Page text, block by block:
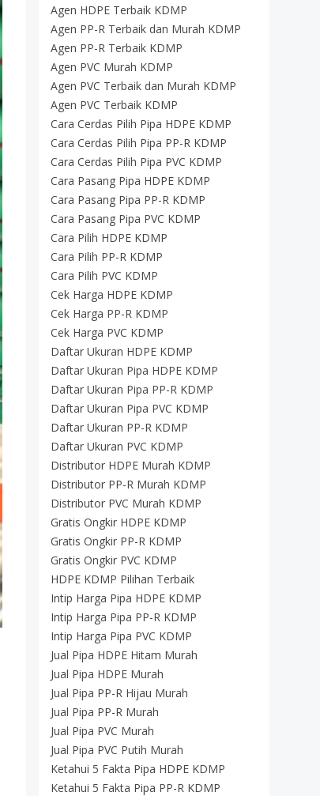
Agen HDPE Terbaik KDMP
Agen PP-R Terbaik dan Murah KDMP
Agen PP-R Terbaik KDMP
Agen PVC Murah KDMP
Agen PVC Terbaik dan Murah KDMP
Agen PVC Terbaik KDMP
Cara Cerdas Pilih Pipa HDPE KDMP
Cara Cerdas Pilih Pipa PP-R KDMP
Cara Cerdas Pilih Pipa PVC KDMP
Cara Pasang Pipa HDPE KDMP
Cara Pasang Pipa PP-R KDMP
Cara Pasang Pipa PVC KDMP
Cara Pilih HDPE KDMP
Cara Pilih PP-R KDMP
Cara Pilih PVC KDMP
Cek Harga HDPE KDMP
Cek Harga PP-R KDMP
Cek Harga PVC KDMP
Daftar Ukuran HDPE KDMP
Daftar Ukuran Pipa HDPE KDMP
Daftar Ukuran Pipa PP-R KDMP
Daftar Ukuran Pipa PVC KDMP
Daftar Ukuran PP-R KDMP
Daftar Ukuran PVC KDMP
Distributor HDPE Murah KDMP
Distributor PP-R Murah KDMP
Distributor PVC Murah KDMP
Gratis Ongkir HDPE KDMP
Gratis Ongkir PP-R KDMP
Gratis Ongkir PVC KDMP
HDPE KDMP Pilihan Terbaik
Intip Harga Pipa HDPE KDMP
Intip Harga Pipa PP-R KDMP
Intip Harga Pipa PVC KDMP
Jual Pipa HDPE Hitam Murah
Jual Pipa HDPE Murah
Jual Pipa PP-R Hijau Murah
Jual Pipa PP-R Murah
Jual Pipa PVC Murah
Jual Pipa PVC Putih Murah
Ketahui 5 Fakta Pipa HDPE KDMP
Ketahui 5 Fakta Pipa PP-R KDMP